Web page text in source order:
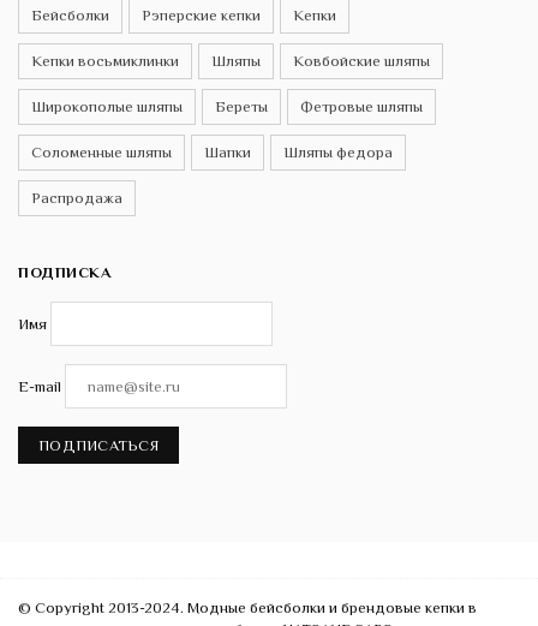
Бейсболки Рэперские кепки Кепки
Кепки восьмиклинки Шляпы Ковбойские шляпы
Широкополые шляпы Береты Фетровые шляпы
Соломенные шляпы Шапки Шляпы федора
Распродажа
ПОДПИСКА
Имя
E-mail
ПОДПИСАТЬСЯ
© Copyright 2013-2024. Модные бейсболки и брендовые кепки в